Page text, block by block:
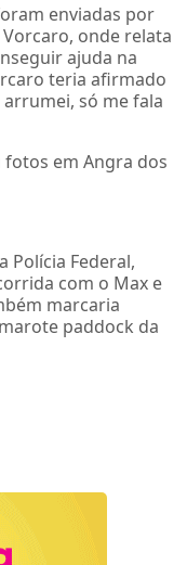
enviadas por
onde relata
ajuda na
teria afirmado
arrumei, só me fala
fotos em Angra dos
Polícia Federal,
com o Max e
marcaria
paddock da